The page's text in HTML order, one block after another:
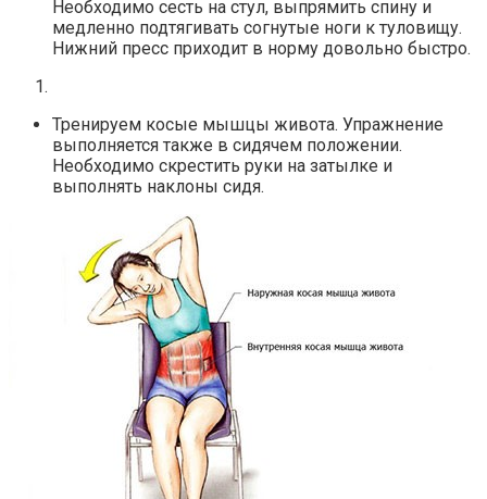
Необходимо сесть на стул, выпрямить спину и
медленно подтягивать согнутые ноги к туловищу.
Нижний пресс приходит в норму довольно быстро.
Тренируем косые мышцы живота. Упражнение
выполняется также в сидячем положении.
Необходимо скрестить руки на затылке и
выполнять наклоны сидя.